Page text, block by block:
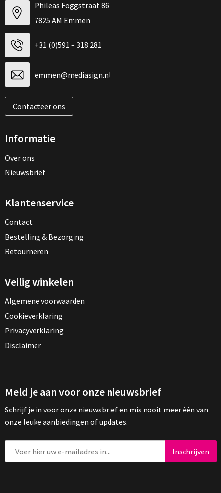
Phileas Foggstraat 86
7825 AM Emmen
+31 (0)591 – 318 281
emmen@mediasign.nl
Contacteer ons
Informatie
Over ons
Nieuwsbrief
Klantenservice
Contact
Bestelling & Bezorging
Retourneren
Veilig winkelen
Algemene voorwaarden
Cookieverklaring
Privacyverklaring
Disclaimer
Meld je aan voor onze nieuwsbrief
Schrijf je in voor onze nieuwsbrief en mis nooit meer één van
onze leuke aanbiedingen of updates.